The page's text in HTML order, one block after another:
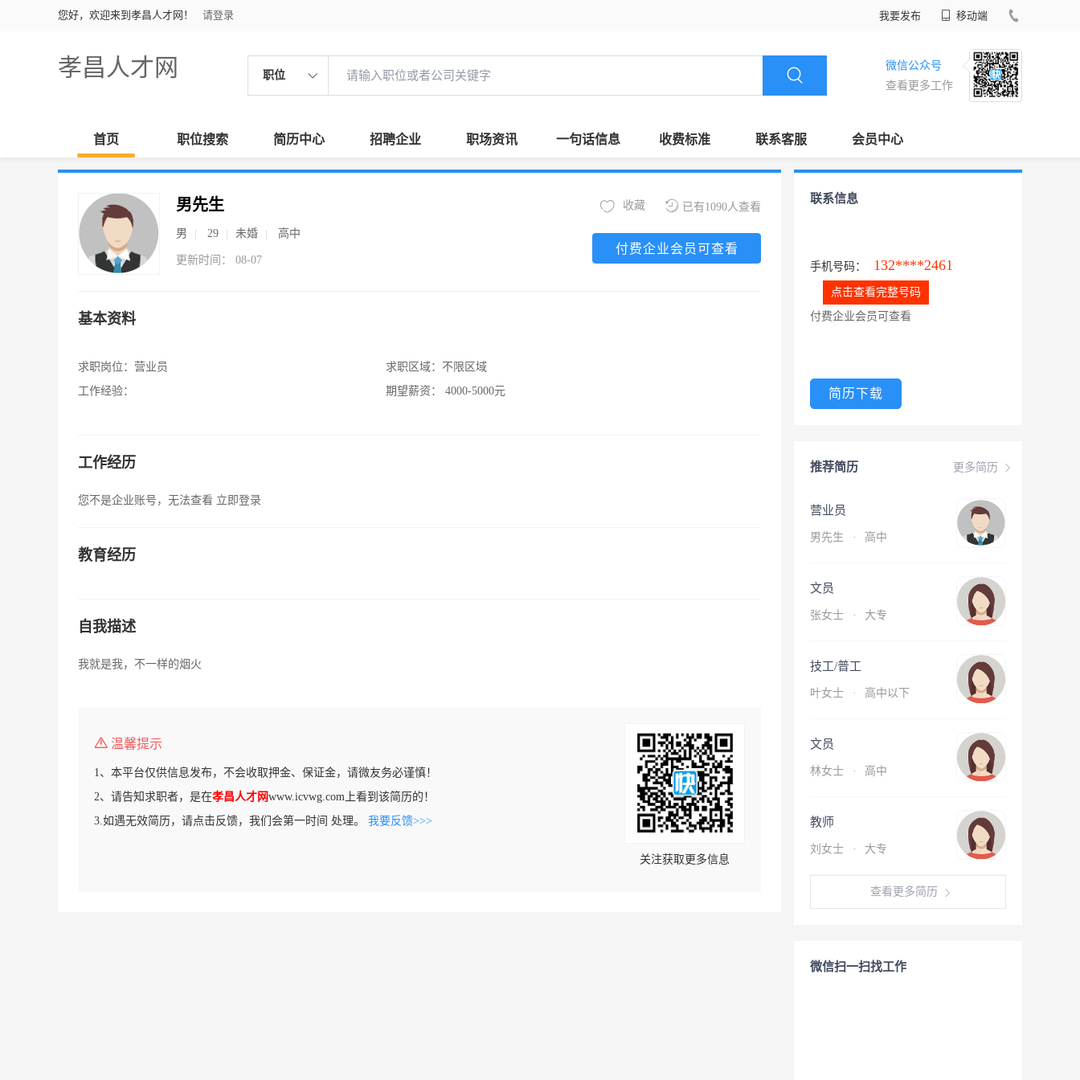
您好，欢迎来到孝昌人才网！ 请登录 我要发布 移动端
孝昌人才网 职位
微信公众号
查看更多工作
首页 职位搜索 简历中心 招聘企业 职场资讯 一句话信息 收费标准 联系客服 会员中心
男先生
男 29 未婚 高中
更新时间： 08-07
已有1090人查看
收藏
付费企业会员可查看
基本资料
求职岗位： 营业员
工作经验：
求职区域： 不限区域
期望薪资：
4000-5000元
工作经历
您不是企业账号，无法查看 立即登录
教育经历
自我描述
我就是我，不一样的烟火
温馨提示
1、本平台仅供信息发布，不会收取押金、保证金，请微友务必谨慎！
2、请告知求职者，是在孝昌人才网www.icvwg.com上看到该简历的！
3.如遇无效简历，请点击反馈，我们会第一时间 处理。 我要反馈>>>
关注获取更多信息
联系信息
手机号码： 132****2461
点击查看完整号码
付费企业会员可查看
简历下载
更多简历
推荐简历
营业员
男先生 · 高中
文员
张女士 · 大专
技工/普工
叶女士 · 高中以下
文员
林女士 · 高中
教师
刘女士 · 大专
查看更多简历
微信扫一扫找工作